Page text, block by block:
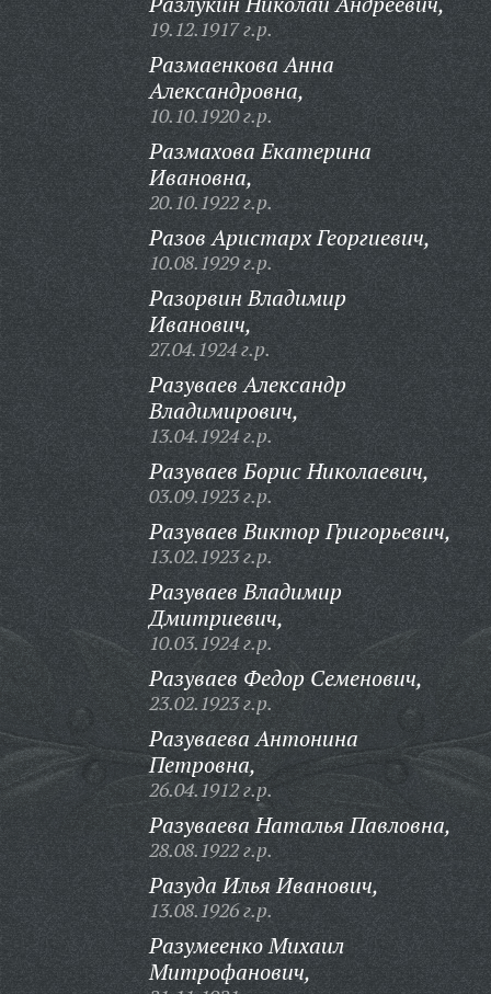
19.12.1917 г.р.
Размаенкова Анна
Александровна,
10.10.1920 г.р.
Размахова Екатерина
Ивановна,
20.10.1922 г.р.
Разов Аристарх Георгиевич,
10.08.1929 г.р.
Разорвин Владимир
Иванович,
27.04.1924 г.р.
Разуваев Александр
Владимирович,
13.04.1924 г.р.
Разуваев Борис Николаевич,
03.09.1923 г.р.
Разуваев Виктор Григорьевич,
13.02.1923 г.р.
Разуваев Владимир
Дмитриевич,
10.03.1924 г.р.
Разуваев Федор Семенович,
23.02.1923 г.р.
Разуваева Антонина
Петровна,
26.04.1912 г.р.
Разуваева Наталья Павловна,
28.08.1922 г.р.
Разуда Илья Иванович,
13.08.1926 г.р.
Разумеенко Михаил
Митрофанович,